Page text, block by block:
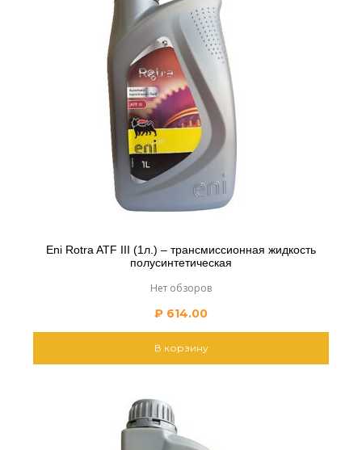
Eni Rotra ATF III (1л.) – трансмиссионная жидкость
полусинтетическая
Нет обзоров
₽ 614.00
В корзину